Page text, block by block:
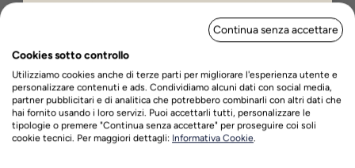
passare a 30 ml al giorno (dose di mantenimento). Queste dosi sono consigliate per
FORMATI DISPONIBILI: 950ml - 1,9lt
Recensioni prodotto
Continua senza accettare
Cookies sotto controllo
Utilizziamo cookies anche di terze parti per migliorare l'esperienza utente e
personalizzare contenuti e ads. Condividiamo alcuni dati con social media,
partner pubblicitari e di analitica che potrebbero combinarli con altri dati che
hai fornito usando i loro servizi. Puoi accettarli tutti, personalizzare le
tipologie o premere "Continua senza accettare" per proseguire coi soli
cookie tecnici. Per maggiori dettagli: Informativa Cookie
ISCRIVITI PER OTTENERE IL 5%
DI SCONTO
Nome Cognome